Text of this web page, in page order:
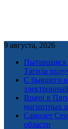
9 августа, 2026
Пытавшаяся
Тагила
С бывшего
Врачи в
магнитных
Самолет
области